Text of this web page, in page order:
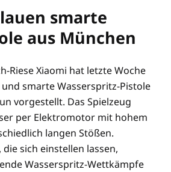
smarte
aus München
Riese Xiaomi hat letzte Woche
smarte Wasserspritz-Pistole
vorgestellt. Das Spielzeug
per Elektromotor mit hohem
langen Stößen.
sich einstellen lassen,
Wasserspritz-Wettkämpfe